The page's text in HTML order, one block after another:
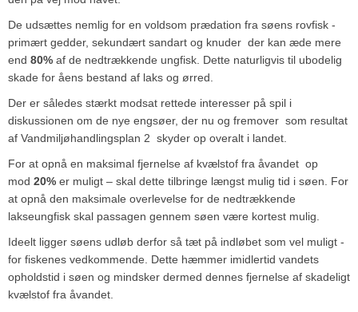
De udsættes nemlig for en voldsom prædation fra søens rovfisk ­-
primært gedder, sekundært sandart og knuder ­ der kan æde mere
end 80% af de nedtrækkende ungfisk. Dette naturligvis til ubodelig
skade for åens bestand af laks og ørred.
Der er således stærkt modsat rettede interesser på spil i
diskussionen om de nye engsøer, der nu og fremover ­ som resultat
af Vandmiljøhandlingsplan 2 ­ skyder op overalt i landet.
For at opnå en maksimal fjernelse af kvælstof fra åvandet ­ op
mod 20% er muligt – skal dette tilbringe længst mulig tid i søen. For
at opnå den maksimale overlevelse for de nedtrækkende
lakseungfisk skal passagen gennem søen være kortest mulig.
Ideelt ligger søens udløb derfor så tæt på indløbet som vel muligt ­
for fiskenes vedkommende. Dette hæmmer imidlertid vandets
opholdstid i søen og mindsker dermed dennes fjernelse af skadeligt
kvælstof fra åvandet.